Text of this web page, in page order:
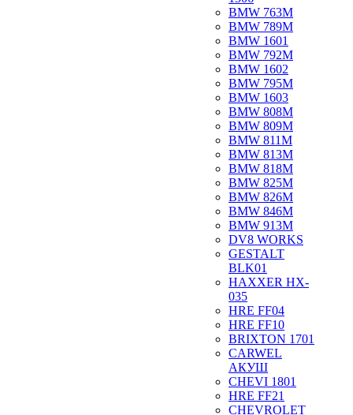
BMW 763M
BMW 789M
BMW 1601
BMW 792M
BMW 1602
BMW 795M
BMW 1603
BMW 808M
BMW 809M
BMW 811M
BMW 813M
BMW 818M
BMW 825M
BMW 826M
BMW 846M
BMW 913M
DV8 WORKS
GESTALT
BLK01
HAXXER HX-
035
HRE FF04
HRE FF10
BRIXTON 1701
CARWEL
АКУШ
CHEVI 1801
HRE FF21
CHEVROLET